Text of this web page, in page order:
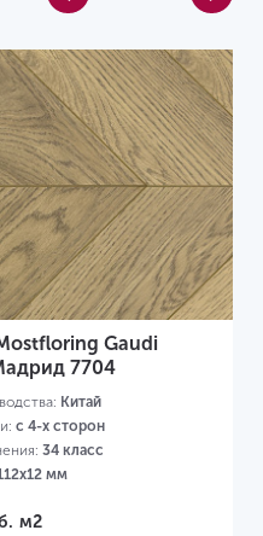
Gaudi
7704
Китай
с 4-х сторон
34 класс
мм
м2